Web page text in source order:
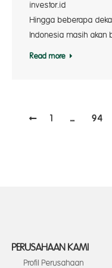
Hingga beberapa
Indonesia masih akan
Read more
1 … 94
PERUSAHAAN KAMI
Profil Perusahaan